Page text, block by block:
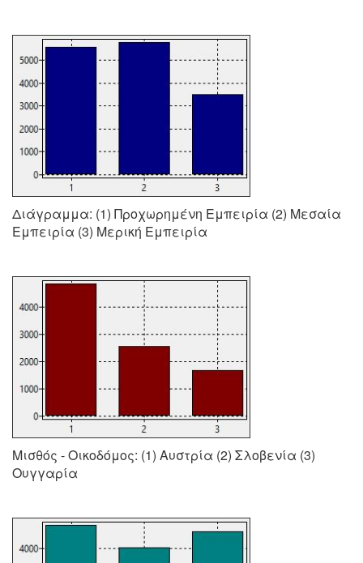
Διάγραμμα: (1) Προχωρημένη Εμπειρία (2) Μεσαία
Εμπειρία (3) Μερική Εμπειρία
Μισθός - Οικοδόμος: (1) Αυστρία (2) Σλοβενία (3)
Ουγγαρία